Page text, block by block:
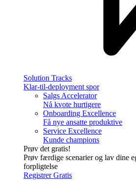
Solution Tracks
Klar-til-deployment spor
Salgs Accelerator
Nå kvote hurtigere
Onboarding Excellence
Få nye ansatte produktive
Service Excellence
Kunde champions
Prøv det gratis!
Prøv færdige scenarier og lav dine
forpligtelse
Registrer Gratis